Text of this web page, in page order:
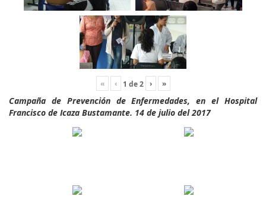
« ‹ 1 de2 › »
Campaña de Prevención de Enfermedades, en el Hospital
Francisco de Icaza Bustamante. 14 de julio del 2017